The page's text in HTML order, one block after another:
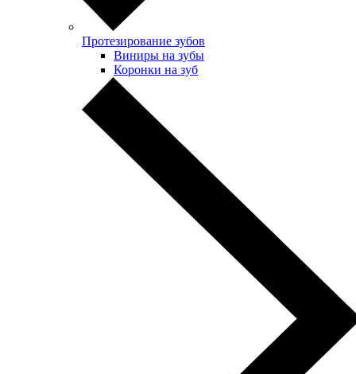
Протезирование зубов
Виниры на зубы
Коронки на зуб